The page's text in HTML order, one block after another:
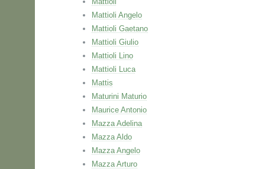
Mattioli Angelo
Mattioli Gaetano
Mattioli Giulio
Mattioli Lino
Mattioli Luca
Mattis
Maturini Maturio
Maurice Antonio
Mazza Adelina
Mazza Aldo
Mazza Angelo
Mazza Arturo